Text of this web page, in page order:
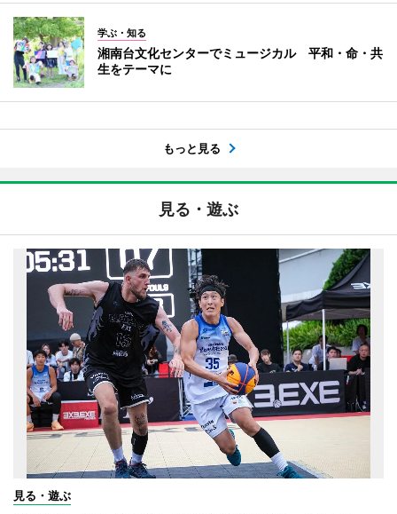
学ぶ・知る
湘南台文化センターでミュージカル 平和・命・共
生をテーマに
もっと見る
見る・遊ぶ
見る・遊ぶ